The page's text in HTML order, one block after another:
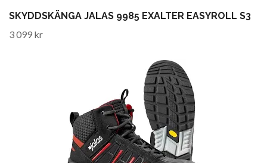
SKYDDSKÄNGA JALAS 9985 EXALTER EASYROLL S3
3 099 kr